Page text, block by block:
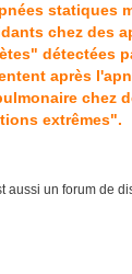
statiques
chez des
détectées
après
chez
extrêmes".
aussi un forum de